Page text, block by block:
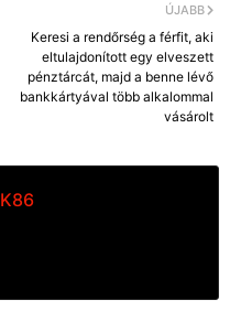
ÚJABB
Keresi a rendőrség a férfit, aki
eltulajdonított egy elveszett
pénztárcát, majd a benne lévő
bankkártyával több alkalommal
vásárolt
K86